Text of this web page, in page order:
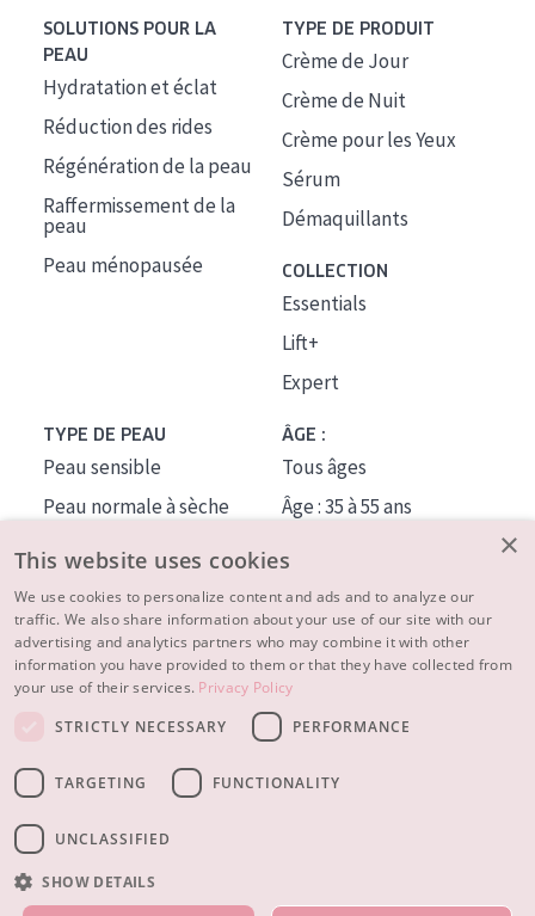
SOLUTIONS POUR LA
PEAU
Hydratation et éclat
Réduction des rides
Régénération de la peau
Raffermissement de la
peau
Peau ménopausée
TYPE DE PRODUIT
Crème de Jour
Crème de Nuit
Crème pour les Yeux
Sérum
Démaquillants
COLLECTION
Essentials
Lift+
Expert
TYPE DE PEAU
Peau sensible
Peau normale à sèche
Peau mixte ou grasse
Peau mature
Peau ménopausée
ÂGE :
Tous âges
Âge : 35 à 55 ans
À PROPOS
CONSEILS BEAUTÉ
×
This website uses cookies
We use cookies to personalize content and ads and to analyze our
traffic. We also share information about your use of our site with our
advertising and analytics partners who may combine it with other
information you have provided to them or that they have collected from
your use of their services. Privacy Policy
STRICTLY NECESSARY
PERFORMANCE
TARGETING FUNCTIONALITY
UNCLASSIFIED
SHOW DETAILS